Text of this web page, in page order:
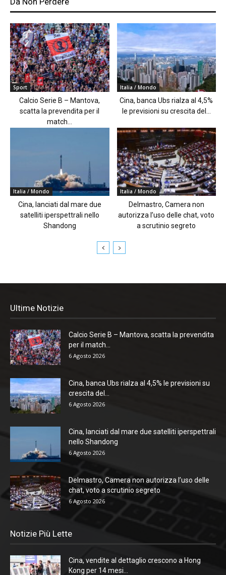
Sport
Calcio Serie B – Mantova,
scatta la prevendita per il
match...
Italia / Mondo
Cina, banca Ubs rialza al 4,5%
le previsioni su crescita del...
Italia / Mondo
Cina, lanciati dal mare due
satelliti iperspettrali nello
Shandong
Italia / Mondo
Delmastro, Camera non
autorizza l’uso delle chat, voto
a scrutinio segreto
Ultime Notizie
Calcio Serie B – Mantova, scatta la prevendita
per il match...
6 Agosto 2026
Cina, banca Ubs rialza al 4,5% le previsioni su
crescita del...
6 Agosto 2026
Cina, lanciati dal mare due satelliti iperspettrali
nello Shandong
6 Agosto 2026
Delmastro, Camera non autorizza l’uso delle
chat, voto a scrutinio segreto
6 Agosto 2026
Notizie Più Lette
Cina, vendite al dettaglio crescono a Hong
Kong per 14 mesi...